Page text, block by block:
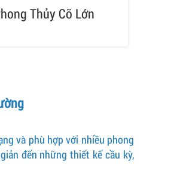
Thủy Cỡ Lớn
và phù hợp với nhiều phong
đến những thiết kế cầu kỳ,